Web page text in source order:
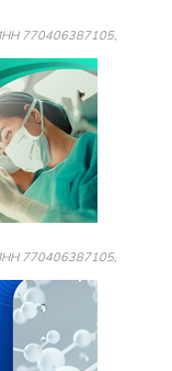
770406387105,
770406387105,